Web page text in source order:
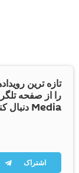
تازه ترین
Media دنبال کنید
اشتراک